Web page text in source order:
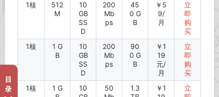
1核
512
M
10
GB
SS
D
200
Mb
ps
45
0 G
B
￥5
9/
月
立
即
购
买
1核
1 G
B
10
GB
SS
D
200
Mb
ps
90
0 G
B
￥1
19
元/
月
立
即
购
买
1核
1 G
10
50
1.3
￥1
立
目
录